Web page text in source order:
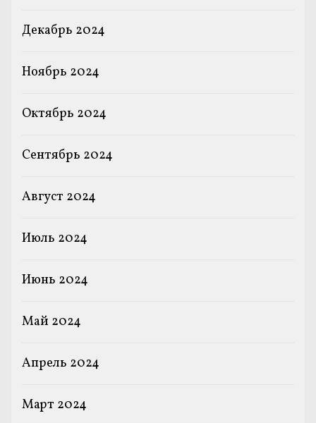
Декабрь 2024
Ноябрь 2024
Октябрь 2024
Сентябрь 2024
Август 2024
Июль 2024
Июнь 2024
Май 2024
Апрель 2024
Март 2024